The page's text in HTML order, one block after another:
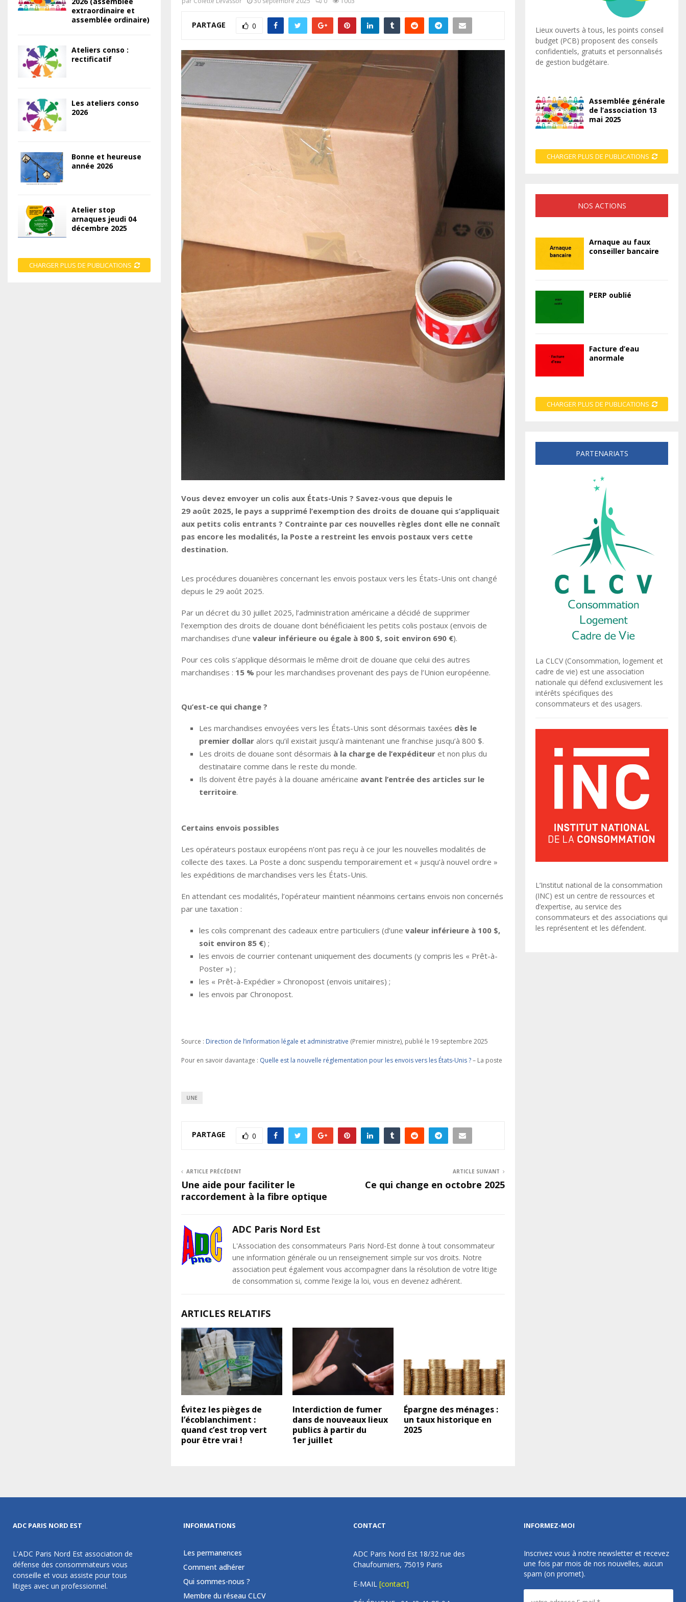
PARTAGE 0
Vous devez envoyer un colis aux États-Unis ? Savez-vous que depuis le
29 août 2025, le pays a supprimé l’exemption des droits de douane qui s’appliquait
aux petits colis entrants ? Contrainte par ces nouvelles règles dont elle ne connaît
pas encore les modalités, la Poste a restreint les envois postaux vers cette
destination.
Les procédures douanières concernant les envois postaux vers les États-Unis ont changé
depuis le 29 août 2025.
Par un décret du 30 juillet 2025, l’administration américaine a décidé de supprimer
l’exemption des droits de douane dont bénéficiaient les petits colis postaux (envois de
marchandises d’une valeur inférieure ou égale à 800 $, soit environ 690 €).
Pour ces colis s’applique désormais le même droit de douane que celui des autres
marchandises : 15 % pour les marchandises provenant des pays de l’Union européenne.
Qu’est-ce qui change ?
Les marchandises envoyées vers les États-Unis sont désormais taxées dès le
premier dollar alors qu’il existait jusqu’à maintenant une franchise jusqu’à 800 $.
Les droits de douane sont désormais à la charge de l’expéditeur et non plus du
destinataire comme dans le reste du monde.
Ils doivent être payés à la douane américaine avant l’entrée des articles sur le
territoire.
Certains envois possibles
Les opérateurs postaux européens n’ont pas reçu à ce jour les nouvelles modalités de
collecte des taxes. La Poste a donc suspendu temporairement et « jusqu’à nouvel ordre »
les expéditions de marchandises vers les États-Unis.
En attendant ces modalités, l’opérateur maintient néanmoins certains envois non concernés
par une taxation :
les colis comprenant des cadeaux entre particuliers (d’une valeur inférieure à 100 $,
soit environ 85 €) ;
les envois de courrier contenant uniquement des documents (y compris les « Prêt-à-
Poster ») ;
les « Prêt-à-Expédier » Chronopost (envois unitaires) ;
les envois par Chronopost.
Source : Direction de l’information légale et administrative (Premier ministre), publié le 19 septembre 2025
Pour en savoir davantage : Quelle est la nouvelle réglementation pour les envois vers les États-Unis ?– La poste
UNE
PARTAGE 0
ARTICLE PRÉCÉDENT
Une aide pour faciliter le
raccordement à la fibre optique
ARTICLE SUIVANT
Ce qui change en octobre 2025
ADC Paris Nord Est
L'Association des consommateurs Paris Nord-Est donne à tout consommateur
une information générale ou un renseignement simple sur vos droits. Notre
association peut également vous accompagner dans la résolution de votre litige
de consommation si, comme l’exige la loi, vous en devenez adhérent.
ARTICLES RELATIFS
Évitez les pièges de
l’écoblanchiment :
quand c’est trop vert
pour être vrai !
Interdiction de fumer
dans de nouveaux lieux
publics à partir du
1er juillet
Épargne des ménages :
un taux historique en
2025
extraordinaire et
assemblée ordinaire)
Ateliers conso :
rectificatif
Les ateliers conso
2026
Bonne et heureuse
année 2026
Atelier stop
arnaques jeudi 04
décembre 2025
CHARGER PLUS DE PUBLICATIONS
Lieux ouverts à tous, les points conseil
budget (PCB) proposent des conseils
confidentiels, gratuits et personnalisés
de gestion budgétaire.
Assemblée générale
de l’association 13
mai 2025
CHARGER PLUS DE PUBLICATIONS
NOS ACTIONS
Arnaque au faux
conseiller bancaire
PERP oublié
Facture d’eau
anormale
CHARGER PLUS DE PUBLICATIONS
PARTENARIATS
La CLCV (Consommation, logement et
cadre de vie) est une association
nationale qui défend exclusivement les
intérêts spécifiques des
consommateurs et des usagers.
L’Institut national de la consommation
(INC) est un centre de ressources et
d’expertise, au service des
consommateurs et des associations qui
les représentent et les défendent.
ADC PARIS NORD EST
L'ADC Paris Nord Est association de
défense des consommateurs vous
conseille et vous assiste pour tous
litiges avec un professionnel.
INFORMATIONS
Les permanences
Comment adhérer
Qui sommes-nous ?
Membre du réseau CLCV
CONTACT
ADC Paris Nord Est 18/32 rue des
Chaufourniers, 75019 Paris
E-MAIL [contact]
INFORMEZ-MOI
Inscrivez vous à notre newsletter et recevez
une fois par mois de nos nouvelles, aucun
spam (on promet).